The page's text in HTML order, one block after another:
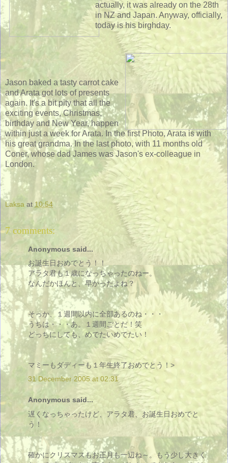
actually, it was already on the 28th
in NZ and Japan. Anyway, officially,
today is his birghday.
Jason baked a tasty carrot cake
and Arata got lots of presents
again. It's a bit pity that all the
exciting events, Christmas,
birthday and New Year, happen
within just a week for Arata. In the first Photo, Arata is with
his great grandma. In the last photo, with 11 months old
Coner, whose dad James was Jason's ex-colleague in
London.
Laksa at10:54
7 comments:
Anonymous said...
お誕生日おめでとう！！
アラタ君も１歳になっちゃったのねー。
なんだかほんと、早かったよね？
そっか、１週間以内に全部あるのね・・・
うちは・・・あ。１週間ごとだ！笑
どっちにしても、めでたいめでたい！
マミーもダディーも１年生終了おめでとう！>
31 December 2005 at 02:31
Anonymous said...
遅くなっちゃったけど、アラタ君、お誕生日おめでと
う！
確かにクリスマスもお正月も一辺ね～。もう少し大きく